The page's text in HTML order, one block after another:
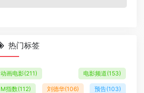
热门标签
动画电影(211) 电影频道(153)
M指数(112) 刘德华(106) 预告(103)